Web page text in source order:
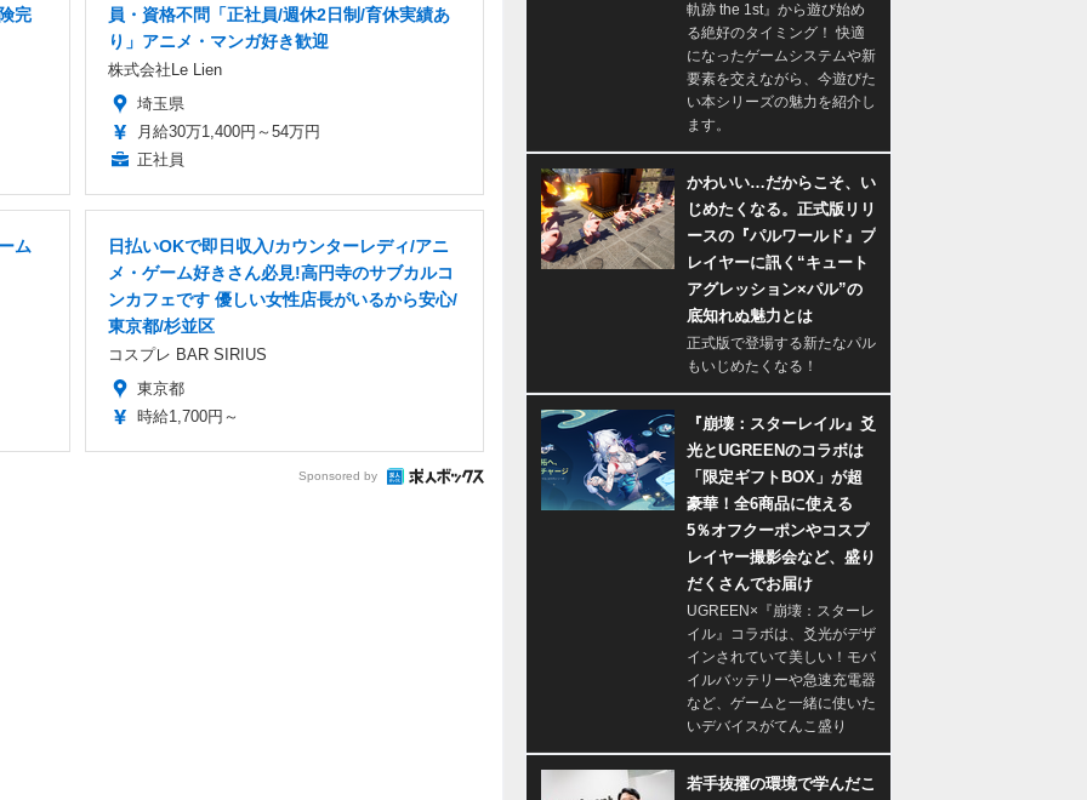
完
員・資格不問「正社員/週休2日制/育休実績あ
り」アニメ・マンガ好き歓迎
株式会社Le Lien
埼玉県
月給30万1,400円～54万円
正社員
ム
日払いOKで即日収入/カウンターレディ/アニ
メ・ゲーム好きさん必見!高円寺のサブカルコ
ンカフェです 優しい女性店長がいるから安心/
東京都/杉並区
コスプレ BAR SIRIUS
東京都
時給1,700円～
Sponsored by
軌跡 the 1st』から遊び始め
る絶好のタイミング！ 快適
になったゲームシステムや新
要素を交えながら、今遊びた
い本シリーズの魅力を紹介し
ます。
かわいい…だからこそ、い
じめたくなる。正式版リリ
ースの『パルワールド』プ
レイヤーに訊く“キュート
アグレッション×パル”の
底知れぬ魅力とは
正式版で登場する新たなパル
もいじめたくなる！
『崩壊：スターレイル』爻
光とUGREENのコラボは
「限定ギフトBOX」が超
豪華！全6商品に使える
5％オフクーポンやコスプ
レイヤー撮影会など、盛り
だくさんでお届け
UGREEN×『崩壊：スターレ
イル』コラボは、爻光がデザ
インされていて美しい！モバ
イルバッテリーや急速充電器
など、ゲームと一緒に使いた
いデバイスがてんこ盛り
若手抜擢の環境で学んだこ